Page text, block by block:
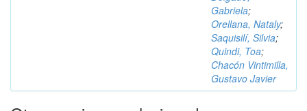
Gabriela;
Orellana, Nataly;
Saquisilí, Silvia;
Quindi, Toa;
Chacón Vintimilla,
Gustavo Javier